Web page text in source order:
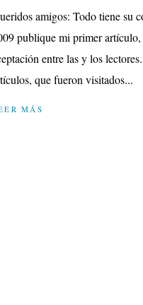
amigos: Todo tiene su
publique mi primer
entre las y los
que fueron visitados...
MÁS